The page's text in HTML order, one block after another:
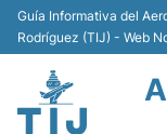
Guía Informativa del
Rodríguez (TIJ) - Web